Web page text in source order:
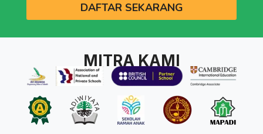
DAFTAR SEKARANG
MITRA KAMI